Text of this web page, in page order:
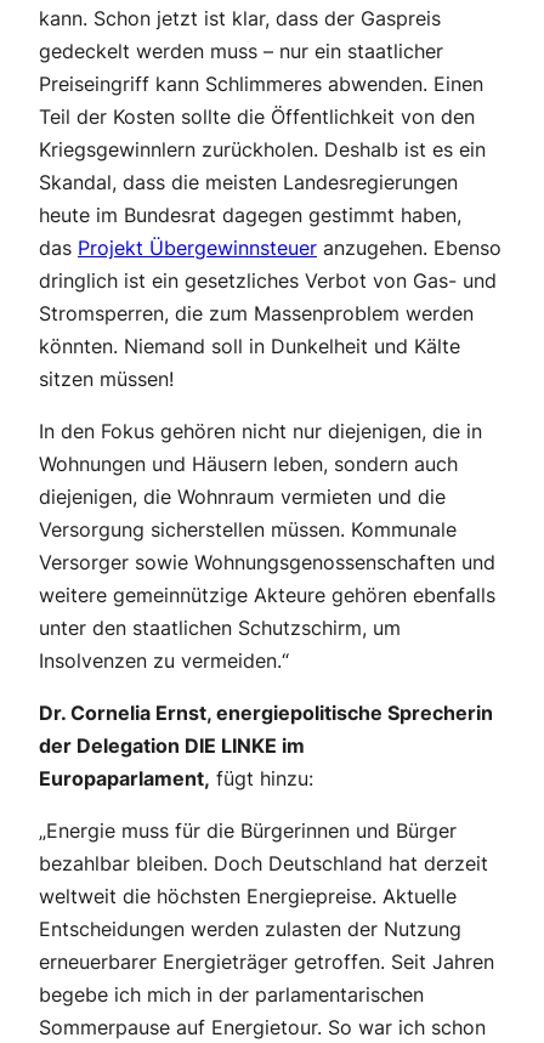
kann. Schon jetzt ist klar, dass der Gaspreis
gedeckelt werden muss – nur ein staatlicher
Preiseingriff kann Schlimmeres abwenden. Einen
Teil der Kosten sollte die Öffentlichkeit von den
Kriegsgewinnlern zurückholen. Deshalb ist es ein
Skandal, dass die meisten Landesregierungen
heute im Bundesrat dagegen gestimmt haben,
das Projekt Übergewinnsteuer anzugehen. Ebenso
dringlich ist ein gesetzliches Verbot von Gas- und
Stromsperren, die zum Massenproblem werden
könnten. Niemand soll in Dunkelheit und Kälte
sitzen müssen!
In den Fokus gehören nicht nur diejenigen, die in
Wohnungen und Häusern leben, sondern auch
diejenigen, die Wohnraum vermieten und die
Versorgung sicherstellen müssen. Kommunale
Versorger sowie Wohnungsgenossenschaften und
weitere gemeinnützige Akteure gehören ebenfalls
unter den staatlichen Schutzschirm, um
Insolvenzen zu vermeiden.“
Dr. Cornelia Ernst, energiepolitische Sprecherin
der Delegation DIE LINKE im
Europaparlament, fügt hinzu:
„Energie muss für die Bürgerinnen und Bürger
bezahlbar bleiben. Doch Deutschland hat derzeit
weltweit die höchsten Energiepreise. Aktuelle
Entscheidungen werden zulasten der Nutzung
erneuerbarer Energieträger getroffen. Seit Jahren
begebe ich mich in der parlamentarischen
Sommerpause auf Energietour. So war ich schon